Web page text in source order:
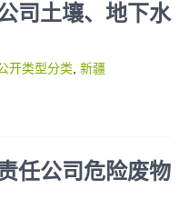
司土壤、地下水
开类型分类 新疆
任公司危险废物